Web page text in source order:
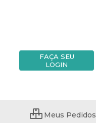
FAÇA SEU
LOGIN
Meus Pedidos